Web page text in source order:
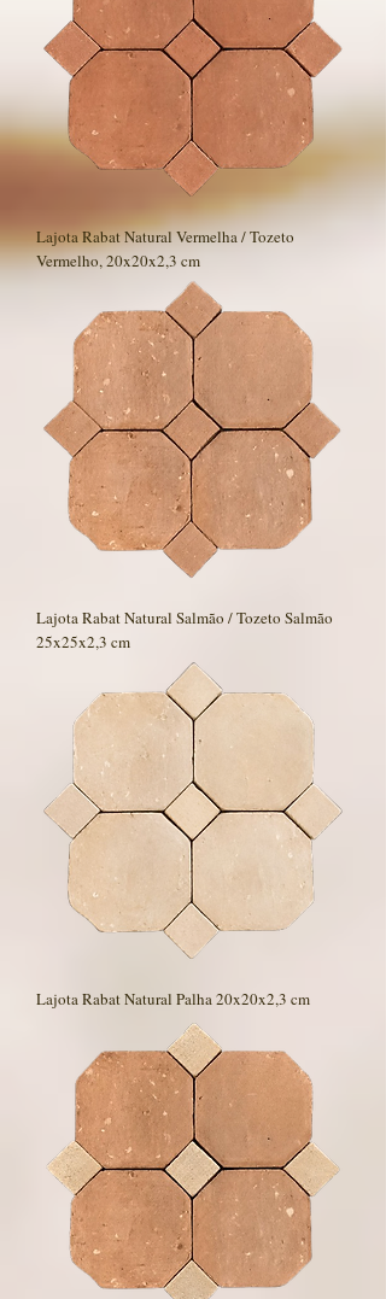
Lajota Rabat Natural Vermelha / Tozeto
Vermelho, 20x20x2,3 cm
Lajota Rabat Natural Salmão / Tozeto Salmão
25x25x2,3 cm
Lajota Rabat Natural Palha 20x20x2,3 cm